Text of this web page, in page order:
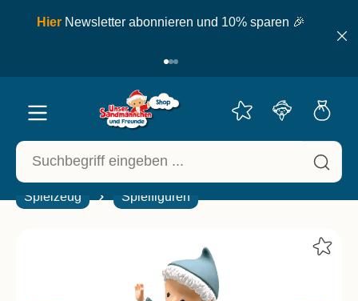
springen
Hier Newsletter abonnieren und 10% sparen 🎉
Spielzeug Spielfiguren